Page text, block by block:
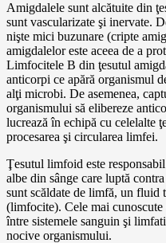
Amigdalele sunt alcătuite din
sunt vascularizate şi inervate.
nişte mici buzunare (cripte
amigdalelor este aceea de a
Limfocitele B din ţesutul
anticorpi ce apără organismul
alţi microbi. De asemenea,
organismului să elibereze
lucrează în echipă cu celelalte
procesarea şi circularea limfei.
Ţesutul limfoid este
albe din sânge care luptă
sunt scăldate de limfă, un fluid
(limfocite). Cele mai
între sistemele sanguin şi
nocive organismului.